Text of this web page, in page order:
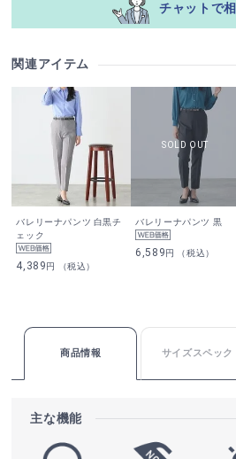
チャットで
関連アイテム
バレリーナパンツ 白黒チ
ェック
4,389円 （税込）
バレリーナパンツ 黒
6,589円 （税込）
商品情報 サイズスペック
主な機能